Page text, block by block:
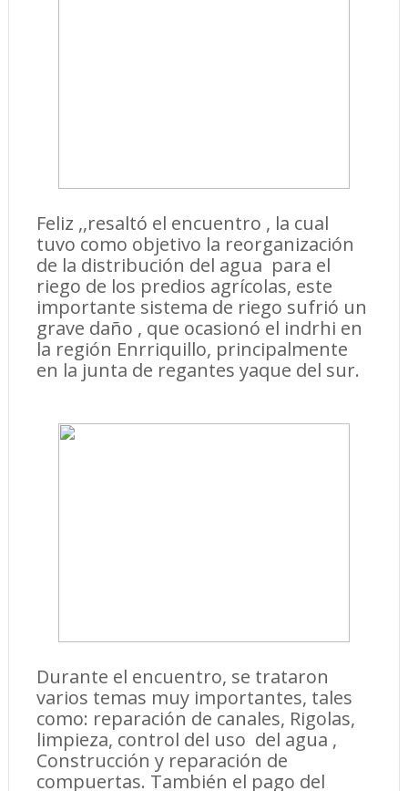
Feliz ,,resaltó el encuentro , la cual
tuvo como objetivo la reorganización
de la distribución del agua para el
riego de los predios agrícolas, este
importante sistema de riego sufrió un
grave daño , que ocasionó el indrhi en
la región Enrriquillo, principalmente
en la junta de regantes yaque del sur.
Durante el encuentro, se trataron
varios temas muy importantes, tales
como: reparación de canales, Rigolas,
limpieza, control del uso del agua ,
Construcción y reparación de
compuertas. También el pago del